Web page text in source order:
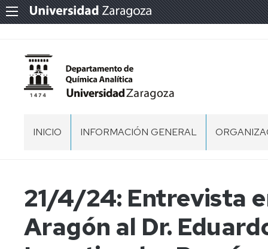
INICIO INFORMACIÓN GENERAL
SITUACIÓN
CONSEJO
21/4/24: Entrevista
Aragón al Dr.